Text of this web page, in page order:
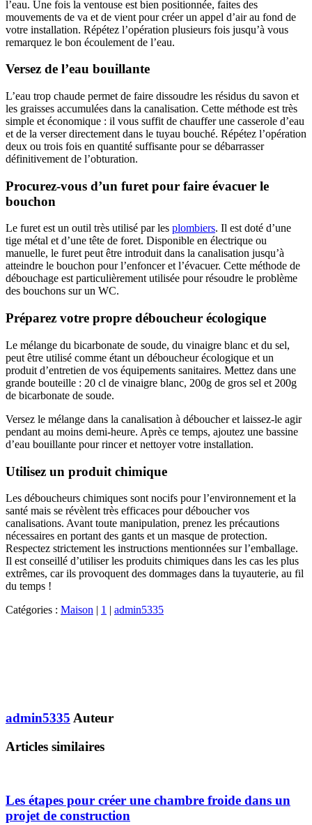
l’eau. Une fois la ventouse est bien positionnée, faites des
mouvements de va et de vient pour créer un appel d’air au fond de
votre installation. Répétez l’opération plusieurs fois jusqu’à vous
remarquez le bon écoulement de l’eau.
Versez de l’eau bouillante
L’eau trop chaude permet de faire dissoudre les résidus du savon et
les graisses accumulées dans la canalisation. Cette méthode est très
simple et économique : il vous suffit de chauffer une casserole d’eau
et de la verser directement dans le tuyau bouché. Répétez l’opération
deux ou trois fois en quantité suffisante pour se débarrasser
définitivement de l’obturation.
Procurez-vous d’un furet pour faire évacuer le
bouchon
Le furet est un outil très utilisé par les plombiers. Il est doté d’une
tige métal et d’une tête de foret. Disponible en électrique ou
manuelle, le furet peut être introduit dans la canalisation jusqu’à
atteindre le bouchon pour l’enfoncer et l’évacuer. Cette méthode de
débouchage est particulièrement utilisée pour résoudre le problème
des bouchons sur un WC.
Préparez votre propre déboucheur écologique
Le mélange du bicarbonate de soude, du vinaigre blanc et du sel,
peut être utilisé comme étant un déboucheur écologique et un
produit d’entretien de vos équipements sanitaires. Mettez dans une
grande bouteille : 20 cl de vinaigre blanc, 200g de gros sel et 200g
de bicarbonate de soude.
Versez le mélange dans la canalisation à déboucher et laissez-le agir
pendant au moins demi-heure. Après ce temps, ajoutez une bassine
d’eau bouillante pour rincer et nettoyer votre installation.
Utilisez un produit chimique
Les déboucheurs chimiques sont nocifs pour l’environnement et la
santé mais se révèlent très efficaces pour déboucher vos
canalisations. Avant toute manipulation, prenez les précautions
nécessaires en portant des gants et un masque de protection.
Respectez strictement les instructions mentionnées sur l’emballage.
Il est conseillé d’utiliser les produits chimiques dans les cas les plus
extrêmes, car ils provoquent des dommages dans la tuyauterie, au fil
du temps !
Catégories : Maison | 1 | admin5335
admin5335 Auteur
Articles similaires
Les étapes pour créer une chambre froide dans un
projet de construction